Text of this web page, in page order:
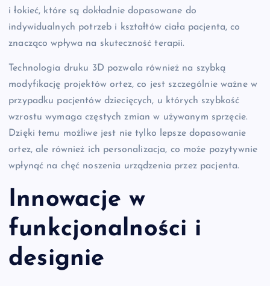
i łokieć, które są dokładnie dopasowane do
indywidualnych potrzeb i kształtów ciała pacjenta, co
znacząco wpływa na skuteczność terapii.
Technologia druku 3D pozwala również na szybką
modyfikację projektów ortez, co jest szczególnie ważne w
przypadku pacjentów dziecięcych, u których szybkość
wzrostu wymaga częstych zmian w używanym sprzęcie.
Dzięki temu możliwe jest nie tylko lepsze dopasowanie
ortez, ale również ich personalizacja, co może pozytywnie
wpłynąć na chęć noszenia urządzenia przez pacjenta.
Innowacje w
funkcjonalności i
designie